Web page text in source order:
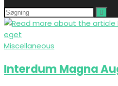
Miscellaneous
Interdum Magna